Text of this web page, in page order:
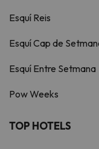
Esquí Reis
Esquí Cap de
Esquí Entre Setmana
Pow Weeks
TOP HOTELS